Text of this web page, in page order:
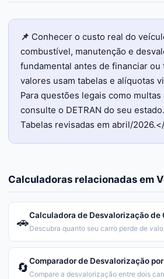
📌 Conhecer o custo real do
combustível, manutenção e
fundamental antes de financiar ou
valores usam tabelas e alíquotas
Para questões legais como
consulte o DETRAN do seu
Tabelas revisadas em abril/
Calculadoras relacionadas em
🚗Calculadora de Desvalorização de
Descubra quanto seu carro perde de
🔄Comparador de Desvalorização
Compare a desvalorização entre dois